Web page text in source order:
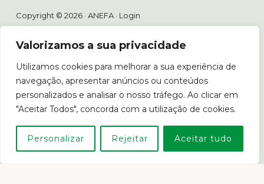
Valorizamos a sua privacidade
Utilizamos cookies para melhorar a sua experiência de
navegação, apresentar anúncios ou conteúdos
personalizados e analisar o nosso tráfego. Ao clicar em
"Aceitar Todos", concorda com a utilização de cookies.
Personalizar Rejeitar Aceitar tudo
Copyright © 2026 · ANEFA · Login
Livro de Reclamações
Em caso de litígio o consumidor poderá recorrer ao Centro
de Arbitragem de Conflitos de Consumo de Lisboa.